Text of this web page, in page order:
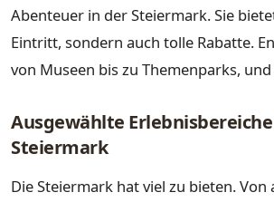
Abenteuer in der Steiermark. Sie
Eintritt, sondern auch tolle Rabatte.
von Museen bis zu Themenparks,
Ausgewählte
Steiermark
Die Steiermark hat viel zu bieten.